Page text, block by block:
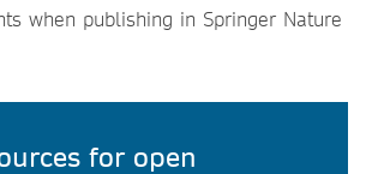
when publishing in Springer Nature
for open